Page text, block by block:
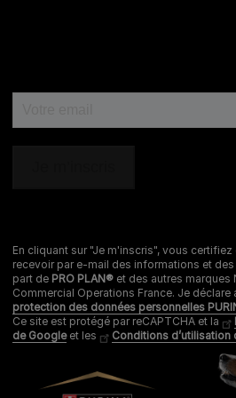
En cliquant sur "Je m'inscris", vous
recevoir par e-mail des informations et
part de PRO PLAN® et des autres marques
Commercial Operations France. Je déclare
protection des données personnelles
Ce site est protégé par reCAPTCHA et la
de Googleet les Conditions d’utilisation